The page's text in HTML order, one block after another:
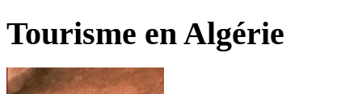
Tourisme en Algérie